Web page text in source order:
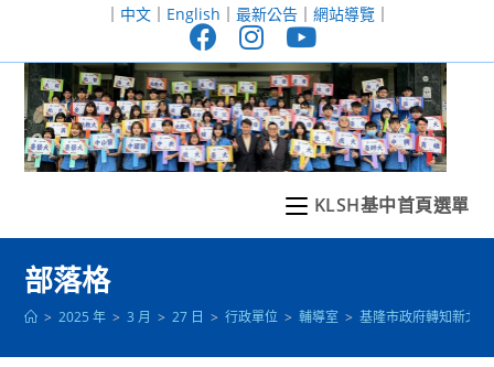
至
｜ 中文｜ English ｜ 最新公告｜ 網站導覽｜
KLSH基中首頁選單
部落格
> 2025 年 > 3 月 > 27 日 > 行政單位 > 輔導室 > 基隆市政府轉知新北